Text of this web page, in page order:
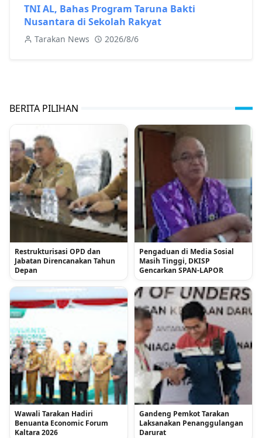
TNI AL, Bahas Program Taruna Bakti
Nusantara di Sekolah Rakyat
Tarakan News 2026/8/6
BERITA PILIHAN
Restrukturisasi OPD dan
Jabatan Direncanakan Tahun
Depan
Pengaduan di Media Sosial
Masih Tinggi, DKISP
Gencarkan SPAN-LAPOR
Wawali Tarakan Hadiri
Benuanta Economic Forum
Kaltara 2026
Gandeng Pemkot Tarakan
Laksanakan Penanggulangan
Darurat